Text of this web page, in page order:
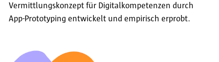
Vermittlungskonzept für Digitalkompetenzen durch
App-Prototyping entwickelt und empirisch erprobt.